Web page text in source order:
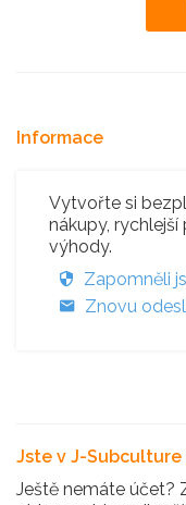
Informace
Vytvořte si
nákupy,
výhody.
Zapomněli
Znovu
Jste v J-Subculture
Ještě nemáte účet?